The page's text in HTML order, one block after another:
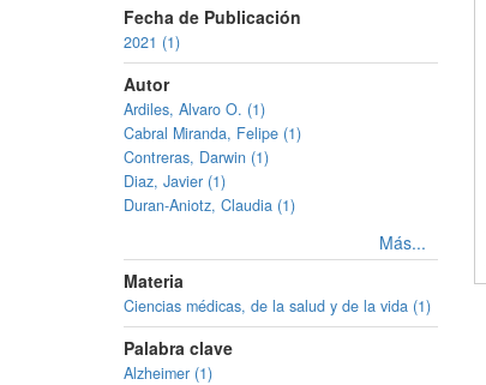
Fecha de Publicación
2021 (1)
Autor
Ardiles, Alvaro O. (1)
Cabral Miranda, Felipe (1)
Contreras, Darwin (1)
Diaz, Javier (1)
Duran-Aniotz, Claudia (1)
Más...
Materia
Ciencias médicas, de la salud y de la vida (1)
Palabra clave
Alzheimer (1)